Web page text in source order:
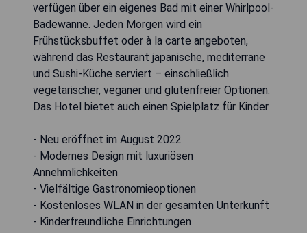
verfügen über ein eigenes Bad mit einer Whirlpool-
Badewanne. Jeden Morgen wird ein
Frühstücksbuffet oder à la carte angeboten,
während das Restaurant japanische, mediterrane
und Sushi-Küche serviert – einschließlich
vegetarischer, veganer und glutenfreier Optionen.
Das Hotel bietet auch einen Spielplatz für Kinder.
- Neu eröffnet im August 2022
- Modernes Design mit luxuriösen
Annehmlichkeiten
- Vielfältige Gastronomieoptionen
- Kostenloses WLAN in der gesamten Unterkunft
- Kinderfreundliche Einrichtungen